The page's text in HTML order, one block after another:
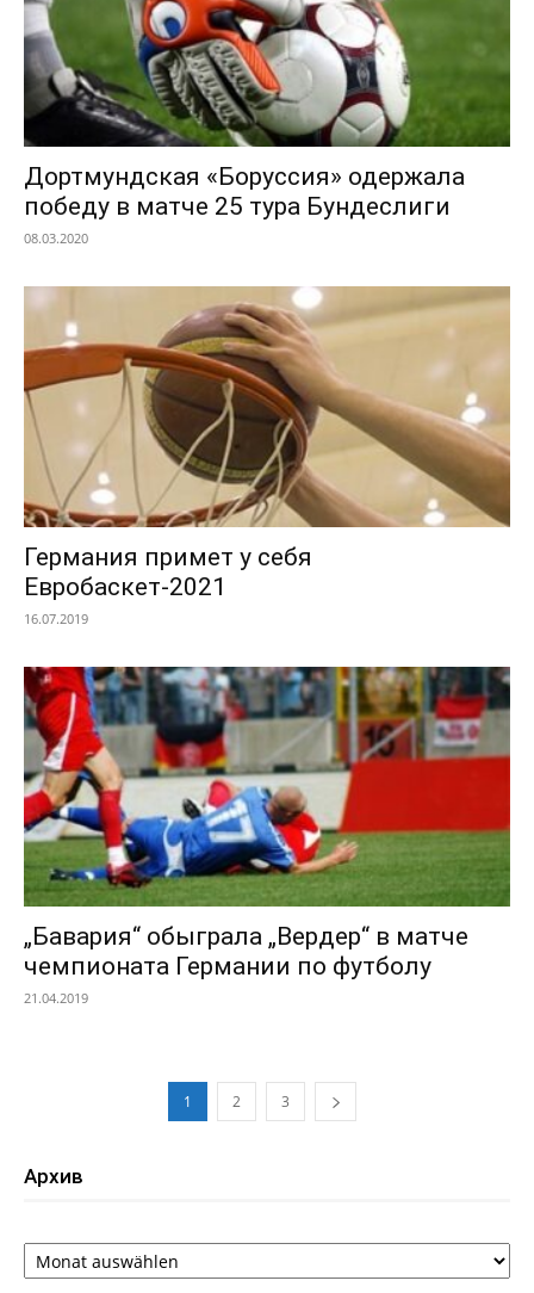
Дортмундская «Боруссия» одержала
победу в матче 25 тура Бундеслиги
08.03.2020
Германия примет у себя
Евробаскет-2021
16.07.2019
„Бавария“ обыграла „Вердер“ в матче
чемпионата Германии по футболу
21.04.2019
1 2 3
Архив
Архив